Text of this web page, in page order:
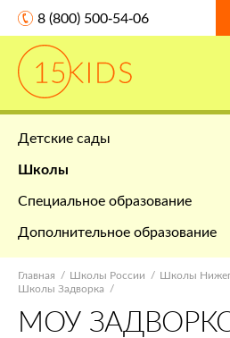
8 (800) 500-54-06
Детские сады
Школы
Специальное образование
Дополнительное образование
Главная Школы России
Школы
Школы Задворка
МОУ